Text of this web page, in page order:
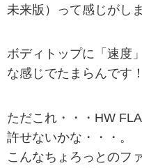
未来版）って感じがし
ボディトップに「速度
な感じでたまらんです
ただこれ・・・HW
許せないかな・・・。
こんなちょろっとのフ